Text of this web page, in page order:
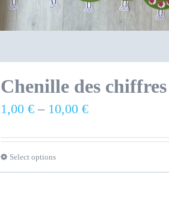
Chenille des chiffres
1,00 €– 10,00 €
Select options